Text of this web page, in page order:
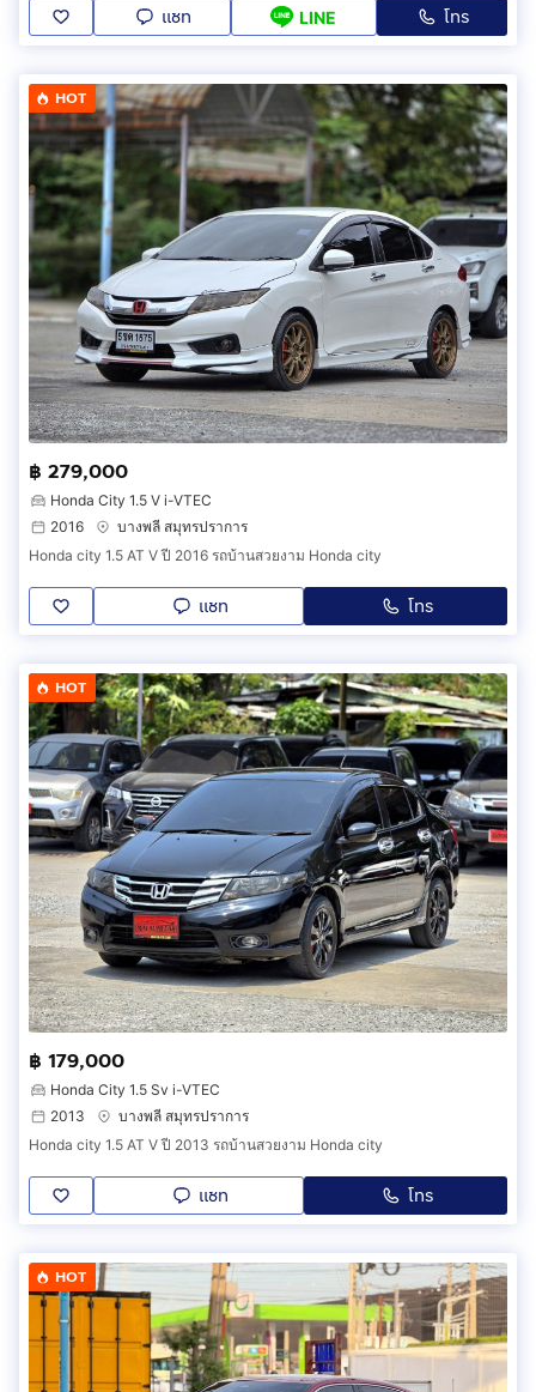
แชท LINE โทร
HOT
฿ 279,000
Honda City 1.5 V i-VTEC
2016
บางพลี สมุทรปราการ
Honda city 1.5 AT V ปี 2016 รถบ้านสวยงาม Honda city
แชท โทร
HOT
฿ 179,000
Honda City 1.5 Sv i-VTEC
2013
บางพลี สมุทรปราการ
Honda city 1.5 AT V ปี 2013 รถบ้านสวยงาม Honda city
แชท โทร
HOT